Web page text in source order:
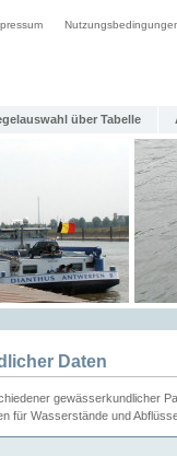
über Tabelle
Daten
gewässerkundlicher
für Wasserstände und